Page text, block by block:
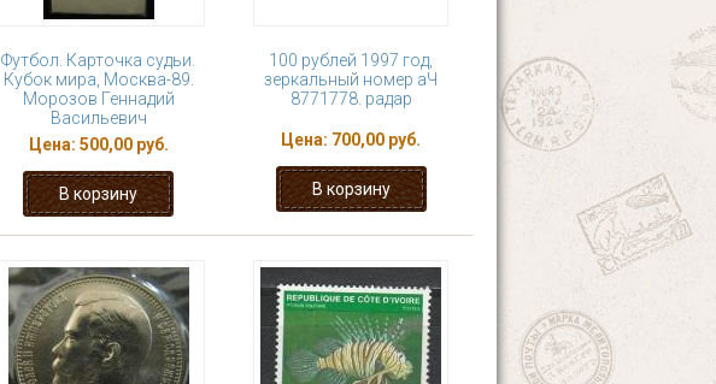
Футбол. Карточка судьи.
Кубок мира, Москва-89.
Морозов Геннадий
Васильевич
Цена: 500,00 руб.
100 рублей 1997 год,
зеркальный номер аЧ
8771778. радар
Цена: 700,00 руб.